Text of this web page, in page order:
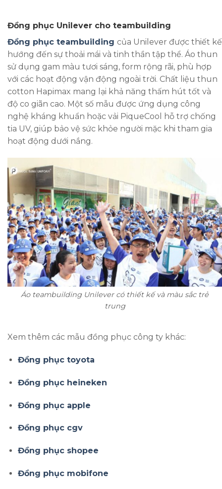
Đồng phục Unilever cho teambuilding
Đồng phục teambuilding của Unilever được thiết kế
hướng đến sự thoải mái và tinh thần tập thể. Áo thun
sử dụng gam màu tươi sáng, form rộng rãi, phù hợp
với các hoạt động vận động ngoài trời. Chất liệu thun
cotton Hapimax mang lại khả năng thấm hút tốt và
độ co giãn cao. Một số mẫu được ứng dụng công
nghệ kháng khuẩn hoặc vải PiqueCool hỗ trợ chống
tia UV, giúp bảo vệ sức khỏe người mặc khi tham gia
hoạt động dưới nắng.
Áo teambuilding Unilever có thiết kế và màu sắc trẻ
trung
Xem thêm các mẫu đồng phục công ty khác:
Đồng phục toyota
Đồng phục heineken
Đồng phục apple
Đồng phục cgv
Đồng phục shopee
Đồng phục mobifone